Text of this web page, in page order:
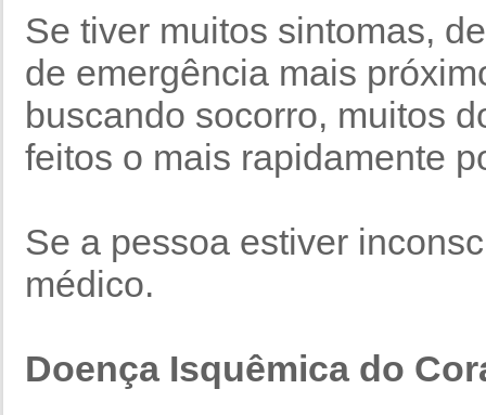
Se tiver muitos sintomas,
de emergência mais
buscando socorro, muitos
feitos o mais rapidamente
Se a pessoa estiver
médico.
Doença Isquêmica do